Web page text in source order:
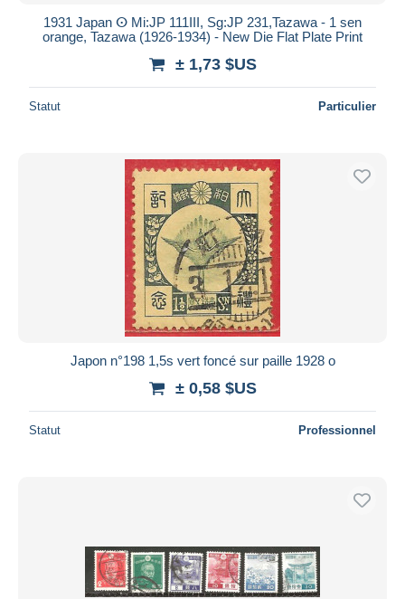
1931 Japan ⵙ Mi:JP 111III, Sg:JP 231,Tazawa - 1 sen
orange, Tazawa (1926-1934) - New Die Flat Plate Print
± 1,73 $US
Statut Particulier
Japon n°198 1,5s vert foncé sur paille 1928 o
± 0,58 $US
Statut Professionnel